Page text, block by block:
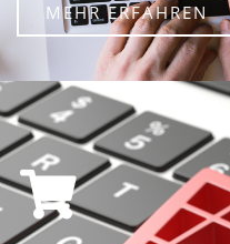
MEHR ERFAHREN